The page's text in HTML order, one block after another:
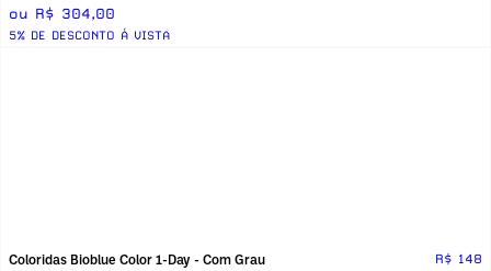
ou R$ 304,00
5% DE DESCONTO Á VISTA
Coloridas Bioblue Color 1-Day - Com Grau
R$ 148